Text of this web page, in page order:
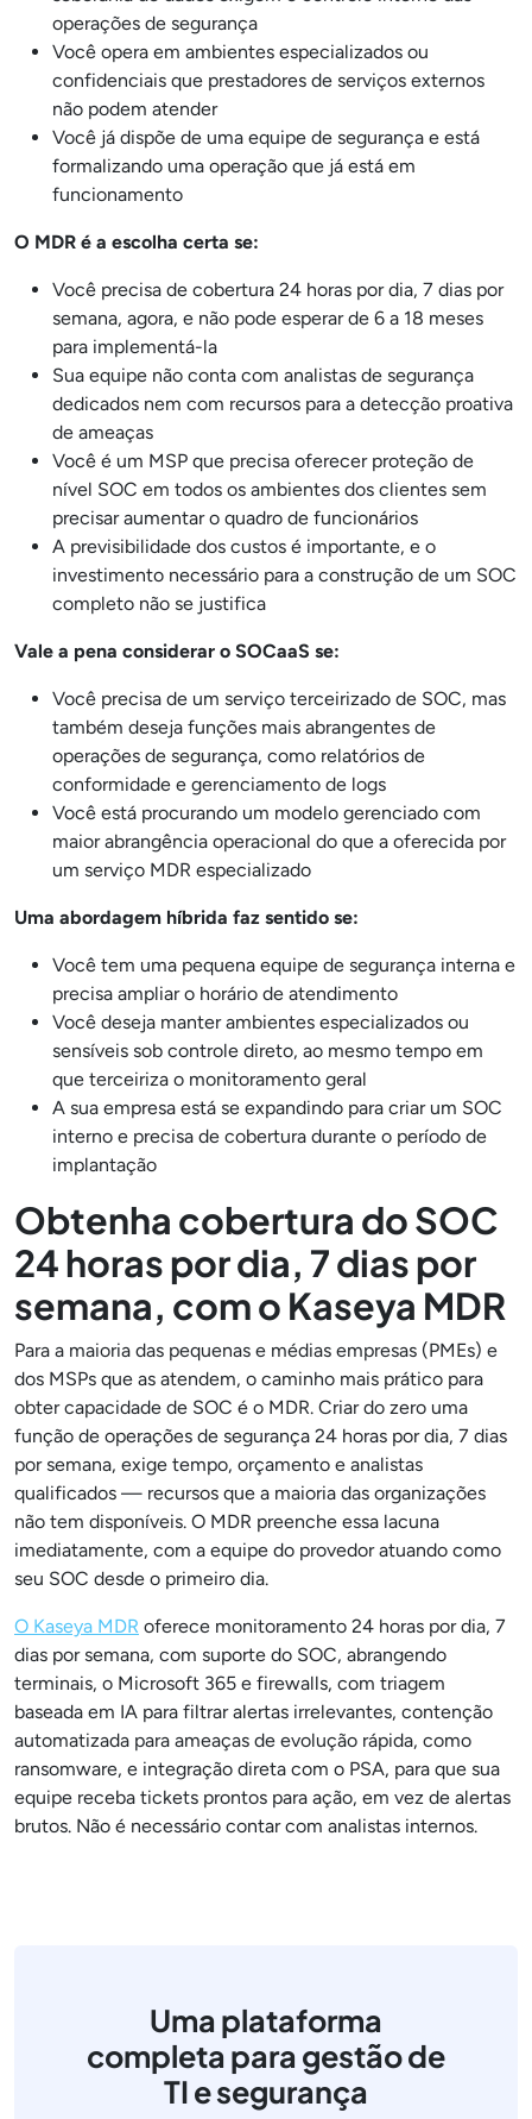
operações de segurança
Você opera em ambientes especializados ou
confidenciais que prestadores de serviços externos
não podem atender
Você já dispõe de uma equipe de segurança e está
formalizando uma operação que já está em
funcionamento
O MDR é a escolha certa se:
Você precisa de cobertura 24 horas por dia, 7 dias por
semana, agora, e não pode esperar de 6 a 18 meses
para implementá-la
Sua equipe não conta com analistas de segurança
dedicados nem com recursos para a detecção proativa
de ameaças
Você é um MSP que precisa oferecer proteção de
nível SOC em todos os ambientes dos clientes sem
precisar aumentar o quadro de funcionários
A previsibilidade dos custos é importante, e o
investimento necessário para a construção de um SOC
completo não se justifica
Vale a pena considerar o SOCaaS se:
Você precisa de um serviço terceirizado de SOC, mas
também deseja funções mais abrangentes de
operações de segurança, como relatórios de
conformidade e gerenciamento de logs
Você está procurando um modelo gerenciado com
maior abrangência operacional do que a oferecida por
um serviço MDR especializado
Uma abordagem híbrida faz sentido se:
Você tem uma pequena equipe de segurança interna e
precisa ampliar o horário de atendimento
Você deseja manter ambientes especializados ou
sensíveis sob controle direto, ao mesmo tempo em
que terceiriza o monitoramento geral
A sua empresa está se expandindo para criar um SOC
interno e precisa de cobertura durante o período de
implantação
Obtenha cobertura do SOC
24 horas por dia, 7 dias por
semana, com o Kaseya MDR
Para a maioria das pequenas e médias empresas (PMEs) e
dos MSPs que as atendem, o caminho mais prático para
obter capacidade de SOC é o MDR. Criar do zero uma
função de operações de segurança 24 horas por dia, 7 dias
por semana, exige tempo, orçamento e analistas
qualificados — recursos que a maioria das organizações
não tem disponíveis. O MDR preenche essa lacuna
imediatamente, com a equipe do provedor atuando como
seu SOC desde o primeiro dia.
O Kaseya MDR oferece monitoramento 24 horas por dia, 7
dias por semana, com suporte do SOC, abrangendo
terminais, o Microsoft 365 e firewalls, com triagem
baseada em IA para filtrar alertas irrelevantes, contenção
automatizada para ameaças de evolução rápida, como
ransomware, e integração direta com o PSA, para que sua
equipe receba tickets prontos para ação, em vez de alertas
brutos. Não é necessário contar com analistas internos.
Uma plataforma
completa para gestão de
TI e segurança